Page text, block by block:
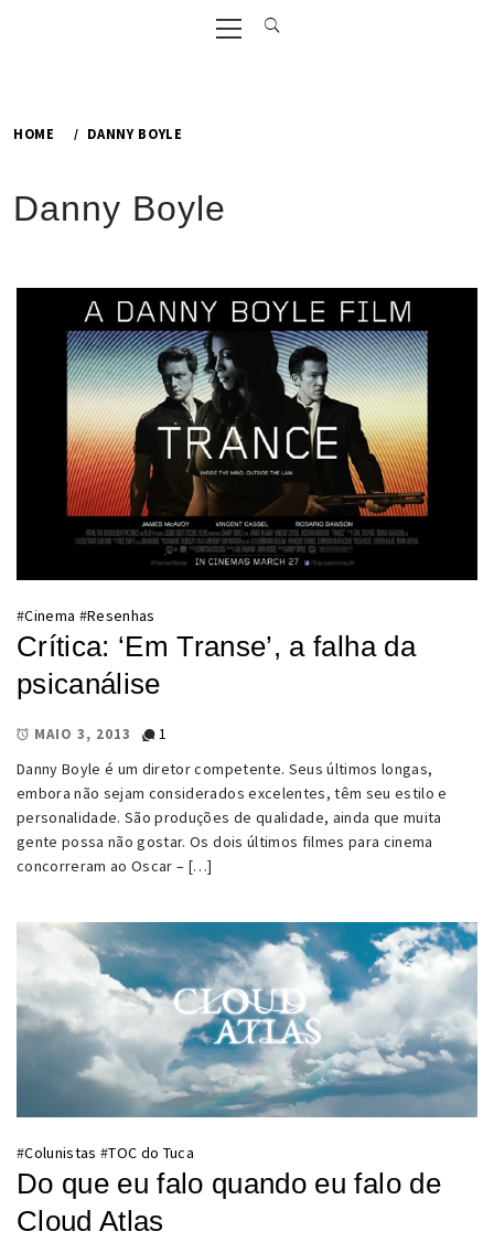
Primary
Menu
HOME DANNY BOYLE
Danny Boyle
#Cinema #Resenhas
Crítica: ‘Em Transe’, a falha da
psicanálise
MAIO 3, 2013
1
Danny Boyle é um diretor competente. Seus últimos longas,
embora não sejam considerados excelentes, têm seu estilo e
personalidade. São produções de qualidade, ainda que muita
gente possa não gostar. Os dois últimos filmes para cinema
concorreram ao Oscar – […]
#Colunistas #TOC do Tuca
Do que eu falo quando eu falo de
Cloud Atlas